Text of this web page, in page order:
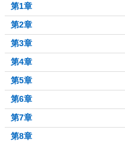
第1章
第2章
第3章
第4章
第5章
第6章
第7章
第8章